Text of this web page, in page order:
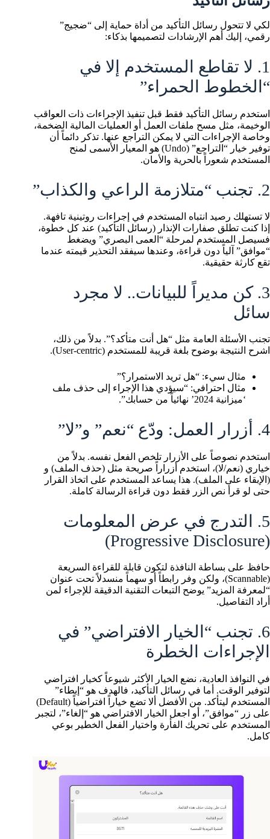
لكي لا تتحول رسائل التأكيد من أداة حماية إلى “ضجيج”
رقمي، إليك أهم الإرشادات لتصميمها بذكاء:
1. لا تقاطع المستخدم إلا في
“الخطوط الحمراء”
استخدم رسائل التأكيد فقط قبل تنفيذ الإجراءات ذات العواقب
الوخيمة، مثل مسح ملفات العمل أو العمليات المالية الضخمة،
وخاصة الإجراءات التي لا يمكن التراجع عنها. تذكر دائماً أن
توفير خيار “التراجع” (Undo) هو المعيار الأسمى لمنح
المستخدم شعوراً بالحرية والأمان.
2. تجنب “متلازمة الراعي والكذاب”
لا تستهلك رصيد انتباه المستخدم في إجراءات روتينية تافهة.
إذا كنت تطلق صفارات الإنذار (رسائل التأكيد) عند كل خطوة،
فسيصل المستخدم لمرحلة “العمى البصري” ويضغط
“موافق” آلياً دون قراءة، وعندها سيفقد التحذير قيمته عندما
تقع كارثة حقيقية.
3. كن مديراً للبيانات.. لا مجرد
سائل
تجنب الأسئلة العامة مثل “هل أنت متأكد؟”. بدلاً من ذلك،
اشرح النتيجة بوضوح بلغة قريبة للمستخدم (User-centric).
مثال سيء: “هل تريد الاستمرار؟”
مثال احترافي: “سيؤدي هذا الإجراء إلى حذف ملف
‘ميزانية 2024’ نهائياً من حسابك”.
4. أزرار العمل: ودّع “نعم” و”لا”
استخدم نصوصاً على الأزرار تلخص الفعل نفسه. بدلاً من
خياري (نعم/لا)، استخدم أزراراً صريحة مثل (حذف الملف) و
(الإبقاء على الملف). هذا يساعد المستخدم على اتخاذ القرار
حتى لو قرأ نص الزر فقط دون قراءة الرسالة كاملة.
5. التدرج في عرض المعلومات
(Progressive Disclosure)
حافظ على بساطة النافذة لتكون قابلة للقراءة السريعة
(Scannable)، ولكن وفر رابطاً أو سهماً منسدلاً تحت عنوان
“لمعرفة المزيد” يوضح التبعات التقنية الدقيقة للإجراء لمن
أراد التفاصيل.
6. تجنب “الخيار الافتراضي” في
الإجراءات الخطرة
في النوافذ العادية، نضع الخيار الأكثر شيوعاً كخيار افتراضي
لتوفير الوقت. أما في رسائل التأكيد، فالهدف هو “إبطاء”
المستخدم ليتأكد. من الأفضل ألا تضع خياراً افتراضياً (Default)
على زر “موافق”، أو اجعل الخيار الافتراضي هو “إلغاء”، لتجبر
المستخدم على تحريك الفأرة واختيار الفعل الخطير بوعي
كامل.